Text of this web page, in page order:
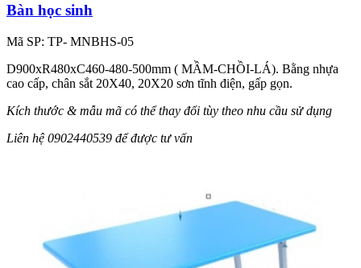
Bàn học sinh
Mã SP: TP- MNBHS-05
D900xR480xC460-480-500mm ( MẦM-CHỒI-LÁ). Bằng nhựa
cao cấp, chân sắt 20X40, 20X20 sơn tĩnh điện, gấp gọn.
Kích thước & mẫu mã có thể thay đổi tùy theo nhu cầu sử dụng
Liên hệ 0902440539 để được tư vấn